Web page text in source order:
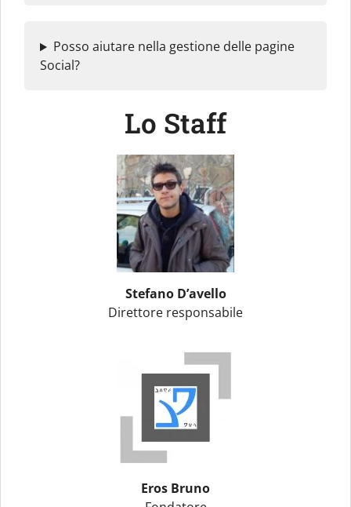
Lo Staff
Stefano D’avello
Direttore responsabile
Eros Bruno
Posso aiutare nella gestione delle pagine
Social?